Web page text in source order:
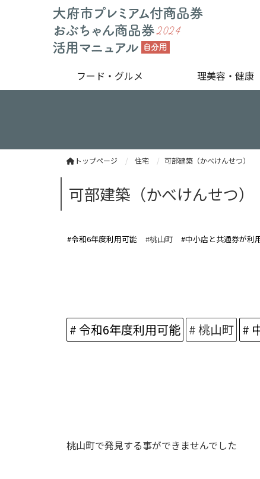
フード・グルメ 理美容・健康
トップページ 住宅 可部建築（かべけんせつ）
可部建築（かべけんせつ）
#令和6年度利用可能 #桃山町 #中小店と共通券が利
# 令和6年度利用可能 # 桃山町 #
桃山町で発見する事ができませんでした